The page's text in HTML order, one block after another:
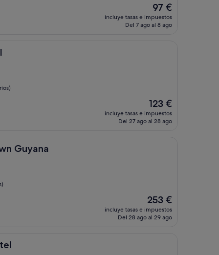
El
precio
actual
97 €
incluye tasas e impuestos
Del 7 ago al 8 ago
El
precio
actual
123 €
incluye tasas e impuestos
Del 27 ago al 28 ago
Guyana
El
precio
actual
253 €
incluye tasas e impuestos
Del 28 ago al 29 ago